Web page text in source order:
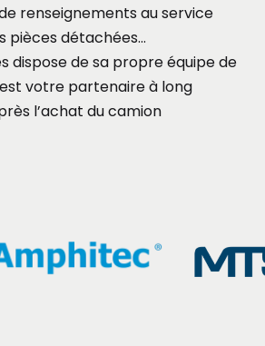
renseignements au service
pièces détachées…
dispose de sa propre équipe de
votre partenaire à long
l’achat du camion